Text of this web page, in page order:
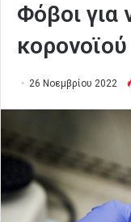
Φόβοι για
κορονοϊού
26 Νοεμβρίου 2022